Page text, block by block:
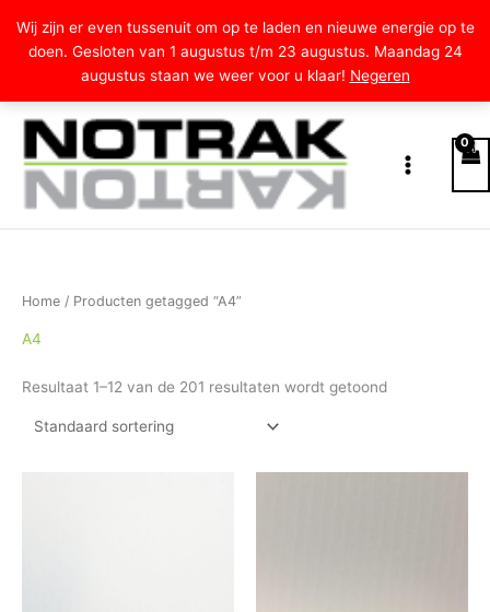
Wij zijn er even tussenuit om op te laden en nieuwe energie op te
doen. Gesloten van 1 augustus t/m 23 augustus. Maandag 24
augustus staan we weer voor u klaar! Negeren
naar
Home / Producten getagged “A4”
A4
Resultaat 1–12 van de 201 resultaten wordt getoond